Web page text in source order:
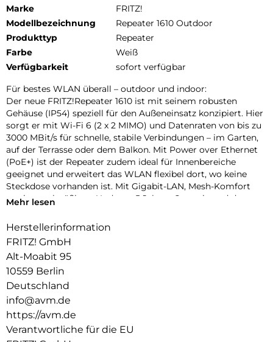
Marke
FRITZ!
Modellbezeichnung
Repeater 1610 Outdoor
Produkttyp
Repeater
Farbe
Weiß
Verfügbarkeit
sofort verfügbar
Für bestes WLAN überall – outdoor und indoor:
Der neue FRITZ!Repeater 1610 ist mit seinem robusten
Gehäuse (IP54) speziell für den Außeneinsatz konzipiert. Hier
sorgt er mit Wi-Fi 6 (2 x 2 MIMO) und Datenraten von bis zu
3000 MBit/s für schnelle, stabile Verbindungen – im Garten,
auf der Terrasse oder dem Balkon. Mit Power over Ethernet
(PoE+) ist der Repeater zudem ideal für Innenbereiche
geeignet und erweitert das WLAN flexibel dort, wo keine
Steckdose vorhanden ist. Mit Gigabit-LAN, Mesh-Komfort
sowie regelmäßigen Updates, 5 Jahren Garantie und dem
Erweiterung für anspruchsvolle WLAN-Umgebungen –
Robust im Außeneinsatz – einfache Einrichtung:
Der FRITZ!Repeater 1610 Outdoor überzeugt mit seinem
kompakten, nach IP54 zertifizierten Gehäuse bei Wind und
Wetter. Zwei im Lieferumfang enthaltene Adapter – weiß für
außen, rot für innen – ermöglichen eine einfache und stabile
Befestigung an unterschiedlichen Einsatzorten. Das
beiliegende flache LAN-Kabel lässt sich problemlos durch
Mehr lesen
Herstellerinformation
FRITZ! GmbH
Alt-Moabit 95
10559 Berlin
Deutschland
info@avm.de
https://avm.de
Verantwortliche für die EU